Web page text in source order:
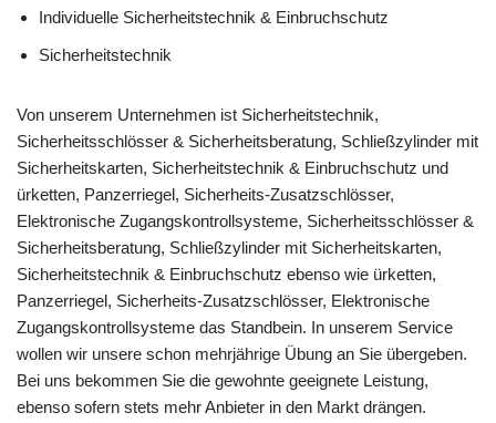
Individuelle Sicherheitstechnik & Einbruchschutz
Sicherheitstechnik
Von unserem Unternehmen ist Sicherheitstechnik,
Sicherheitsschlösser & Sicherheitsberatung, Schließzylinder mit
Sicherheitskarten, Sicherheitstechnik & Einbruchschutz und
ürketten, Panzerriegel, Sicherheits-Zusatzschlösser,
Elektronische Zugangskontrollsysteme, Sicherheitsschlösser &
Sicherheitsberatung, Schließzylinder mit Sicherheitskarten,
Sicherheitstechnik & Einbruchschutz ebenso wie ürketten,
Panzerriegel, Sicherheits-Zusatzschlösser, Elektronische
Zugangskontrollsysteme das Standbein. In unserem Service
wollen wir unsere schon mehrjährige Übung an Sie übergeben.
Bei uns bekommen Sie die gewohnte geeignete Leistung,
ebenso sofern stets mehr Anbieter in den Markt drängen.